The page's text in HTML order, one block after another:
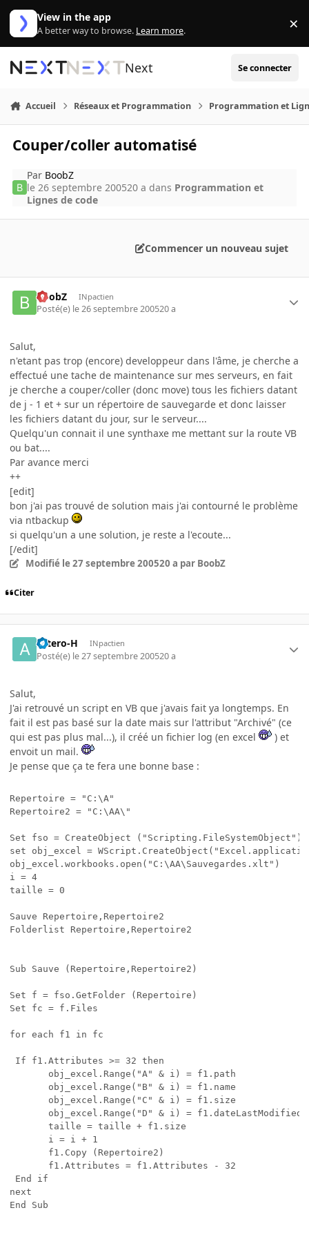
Aller au contenu
View in the app
A better way to browse. Learn more. ×
Next Se connecter
Accueil Réseaux et Programmation Programmation et
Couper/coller automatisé
Par BoobZ
le 26 septembre 200520 a dans Programmation et
Lignes de code
Commencer un nouveau sujet
BoobZ INpactien
Posté(e) le 26 septembre 200520 a
Salut,
n'etant pas trop (encore) developpeur dans l'âme, je cherche a
effectué une tache de maintenance sur mes serveurs, en fait
je cherche a couper/coller (donc move) tous les fichiers datant
de j - 1 et + sur un répertoire de sauvegarde et donc laisser
les fichiers datant du jour, sur le serveur....
Quelqu'un connait il une synthaxe me mettant sur la route VB
ou bat....
Par avance merci
++
[edit]
bon j'ai pas trouvé de solution mais j'ai contourné le problème
via ntbackup
si quelqu'un a une solution, je reste a l'ecoute...
[/edit]
Modifié le 27 septembre 200520 a par BoobZ
Citer
astero-H INpactien
Posté(e) le 27 septembre 200520 a
Salut,
J'ai retrouvé un script en VB que j'avais fait ya longtemps. En
fait il est pas basé sur la date mais sur l'attribut "Archivé" (ce
qui est pas plus mal...), il créé un fichier log (en excel
) et
envoit un mail.
Je pense que ça te fera une bonne base :
Repertoire = "C:\A"
Repertoire2 = "C:\AA\"
Set fso = CreateObject ("Scripting.FileSystemObject")
set obj_excel =
obj_excel.workbooks.open("C:\AA\Sauvegardes.xlt")
i = 4
taille = 0
Sauve Repertoire,Repertoire2
Folderlist Repertoire,Repertoire2
Sub Sauve (Repertoire,Repertoire2)
Set f = fso.GetFolder (Repertoire)
Set fc = f.Files
for each f1 in fc
If f1.Attributes >= 32 then
obj_excel.Range("A" & i) = f1.path
obj_excel.Range("B" & i) = f1.name
obj_excel.Range("C" & i) = f1.size
obj_excel.Range("D" & i) = f1.dateLastModified
taille = taille + f1.size
i = i + 1
f1.Copy (Repertoire2)
f1.Attributes = f1.Attributes - 32
End if
next
End Sub